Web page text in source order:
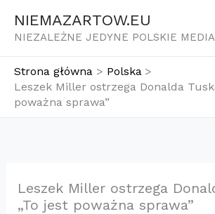
NIEMAZARTOW.EU
NIEZALEŻNE JEDYNE POLSKIE MEDIA
Strona główna
Polska
Leszek Miller ostrzega Donalda
poważna sprawa”
Leszek Miller ostrzega
„To jest poważna sprawa”